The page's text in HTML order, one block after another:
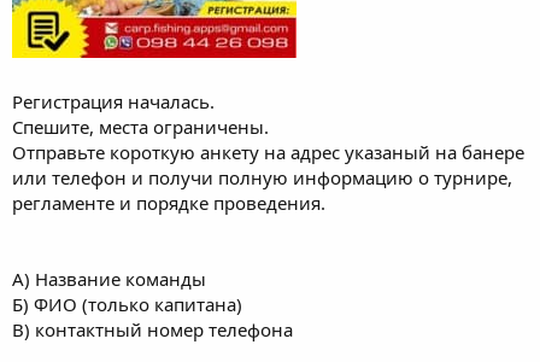
Регистрация началась.
Спешите, места ограничены.
Отправьте короткую анкету на адрес указаный на банере
или телефон и получи полную информацию о турнире,
регламенте и порядке проведения.
А) Название команды
Б) ФИО (только капитана)
В) контактный номер телефона